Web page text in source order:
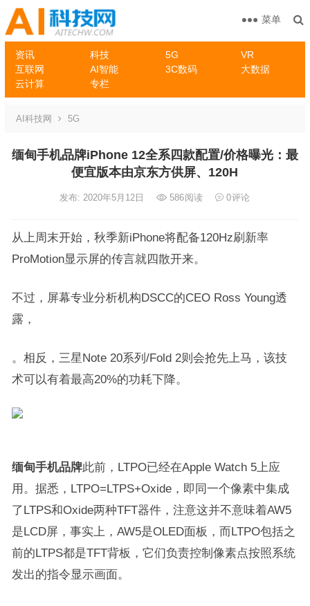
资讯 科技 5G
VR
互联网
AI智能 3C数码
大数据
云计算
专栏
菜单
AI科技网 5G
缅甸手机品牌iPhone 12全系四款配置/价格曝光：最
便宜版本由京东方供屏、120H
发布: 2020年5月12日 586阅读 0评论
从上周末开始，秋季新iPhone将配备120Hz刷新率
ProMotion显示屏的传言就四散开来。
不过，屏幕专业分析机构DSCC的CEO Ross Young透
露，
。相反，三星Note 20系列/Fold 2则会抢先上马，该技
术可以有着最高20%的功耗下降。
缅甸手机品牌此前，LTPO已经在Apple Watch 5上应
用。据悉，LTPO=LTPS+Oxide，即同一个像素中集成
了LTPS和Oxide两种TFT器件，注意这并不意味着AW5
是LCD屏，事实上，AW5是OLED面板，而LTPO包括之
前的LTPS都是TFT背板，它们负责控制像素点按照系统
发出的指令显示画面。